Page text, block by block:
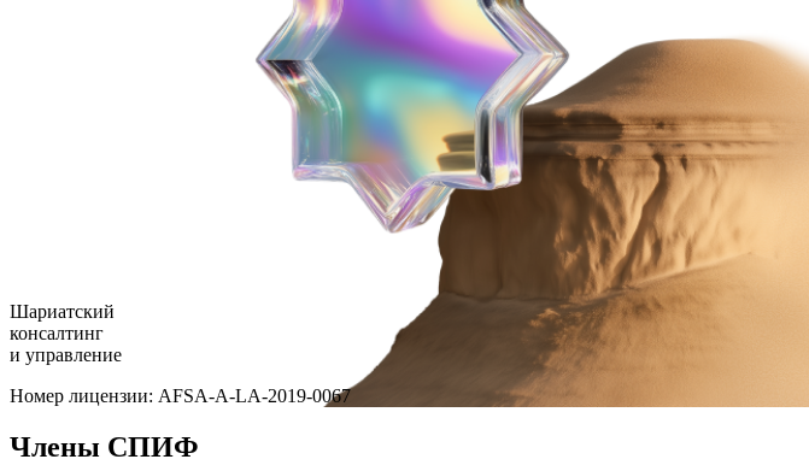
Шариатский
консалтинг
и управление
Номер лицензии: AFSA-A-LA-2019-0067
Члены СПИФ